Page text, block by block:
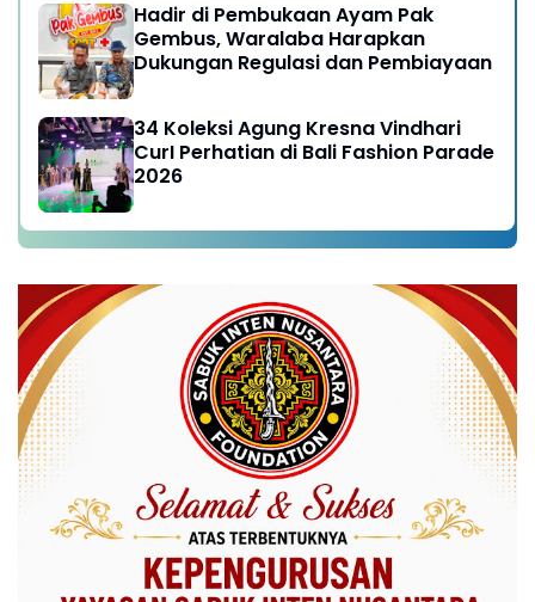
Hadir di Pembukaan Ayam Pak
Gembus, Waralaba Harapkan
Dukungan Regulasi dan Pembiayaan
34 Koleksi Agung Kresna Vindhari
CurI Perhatian di Bali Fashion Parade
2026